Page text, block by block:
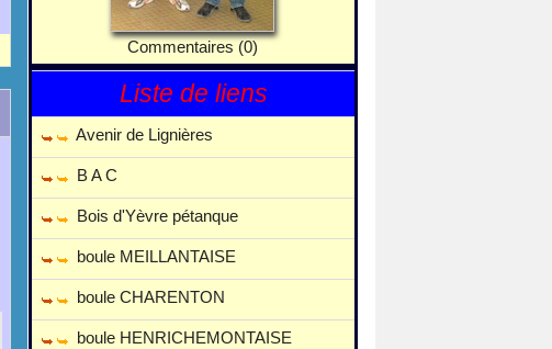
Commentaires (0)
Liste de liens
Avenir de Lignières
B A C
Bois d'Yèvre pétanque
boule MEILLANTAISE
boule CHARENTON
boule HENRICHEMONTAISE